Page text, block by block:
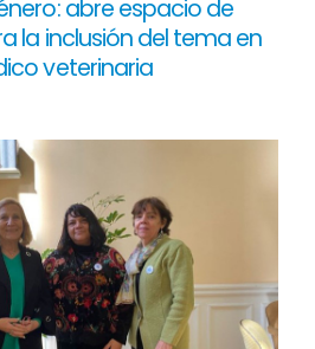
abre espacio de
la inclusión del tema en
veterinaria